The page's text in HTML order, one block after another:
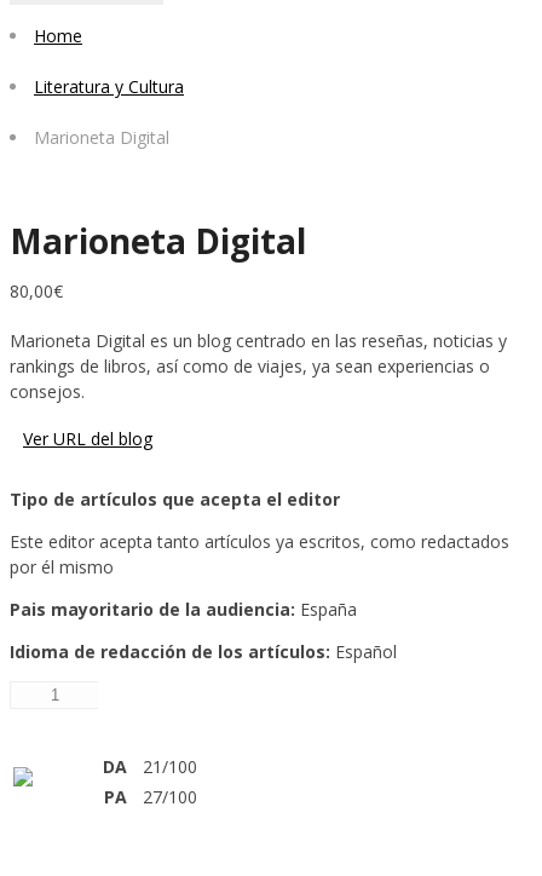
Home
Literatura y Cultura
Marioneta Digital
Marioneta Digital
80,00€
Marioneta Digital es un blog centrado en las reseñas, noticias y
rankings de libros, así como de viajes, ya sean experiencias o
consejos.
Ver URL del blog
Tipo de artículos que acepta el editor
Este editor acepta tanto artículos ya escritos, como redactados
por él mismo
Pais mayoritario de la audiencia: España
Idioma de redacción de los artículos: Español
DA
21/100
PA
27/100